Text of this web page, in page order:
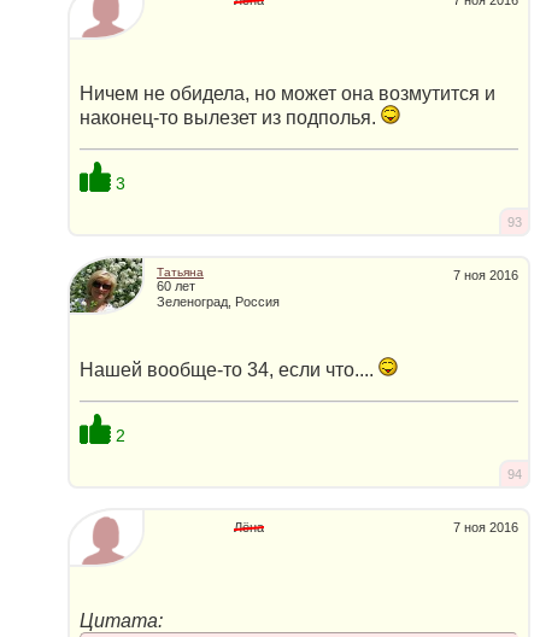
Ничем не обидела, но может она возмутится и
наконец-то вылезет из подполья.
3
93
7 ноя 2016
Татьяна
60 лет
Зеленоград, Россия
Нашей вообще-то 34, если что....
2
94
7 ноя 2016
Лёна
Цитата: